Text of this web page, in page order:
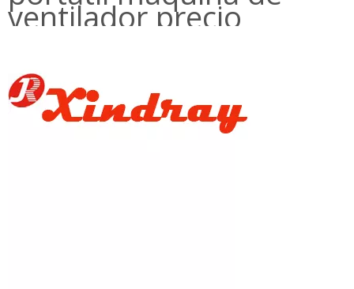
ventilador precio